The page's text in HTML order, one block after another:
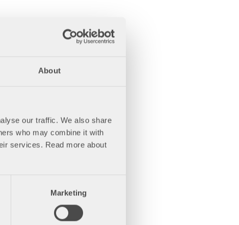
About
our traffic. We also share
who may combine it with
services. Read more about
Marketing